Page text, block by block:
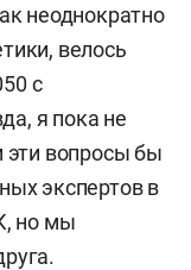
неоднократно
велось
с
я пока не
эти вопросы бы
экспертов в
но мы